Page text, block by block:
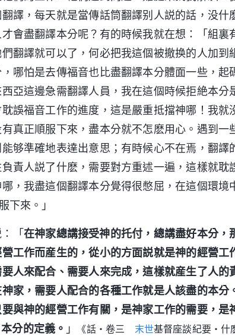
譯，每天就是當傳話筒翻譯别人説的話，没什
才會盡翻譯本分呢？有的時候我就在想：「組裏
翻譯就可以了，何必把我這個被撤换的人加到
哪怕是去傳福音也比盡翻譯本分體面一些，起
亞這邊急需翻譯人員，我在這個時候拒絶本分
誤福音工作的進度，這是嚴重抵擋神哪！我就
真正順服下來，盡本分就不怎麽用心。遇到一
够準確地表達出意思；有時候心不在焉，翻譯
責人説了什麽，需要對方重述一遍，這樣就耽
哪，我盡這個翻譯本分覺得很憋屈，在這個環境
下來。」
「 在神家總講接受神的托付，總講盡好本分，
工作而産生的，從小的方面説就是神的經營工
人來配合、需要人來完成，這樣就産生了人的
家，需要人配合的各種工作就是人該盡的本分
與神的經營工作有關，是神家工作的需要，是
分的定義。 」 《話・卷三 末世基督座談紀要・什